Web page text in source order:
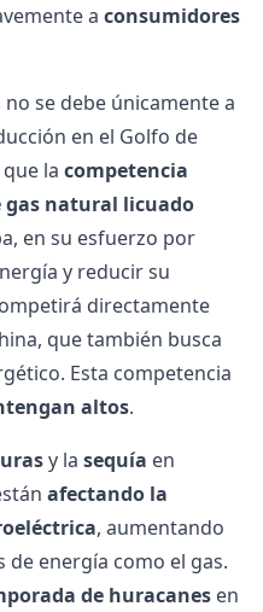
a consumidores
se debe únicamente a
en el Golfo de
la competencia
natural licuado
en su esfuerzo por
y reducir su
directamente
que también busca
Esta competencia
altos.
y la sequía en
afectando la
, aumentando
energía como el gas.
de huracanes en